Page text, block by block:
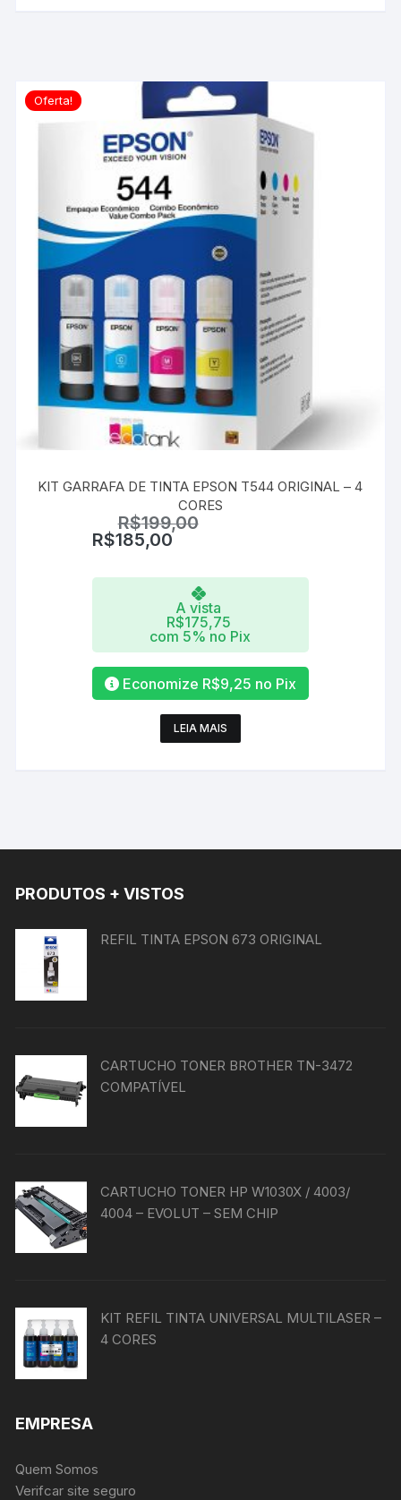
Oferta!
KIT GARRAFA DE TINTA EPSON T544 ORIGINAL – 4
CORES
R$199,00
R$185,00
A vista
R$175,75
com 5% no Pix
Economize R$9,25 no Pix
LEIA MAIS
PRODUTOS + VISTOS
REFIL TINTA EPSON 673 ORIGINAL
CARTUCHO TONER BROTHER TN-3472
COMPATÍVEL
CARTUCHO TONER HP W1030X / 4003/
4004 – EVOLUT – SEM CHIP
KIT REFIL TINTA UNIVERSAL MULTILASER –
4 CORES
EMPRESA
Quem Somos
Verifcar site seguro